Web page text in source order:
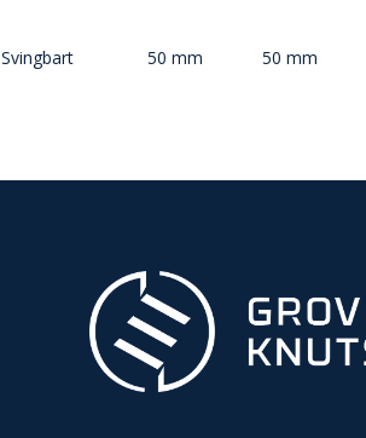
Svingbart 50 mm 50 mm